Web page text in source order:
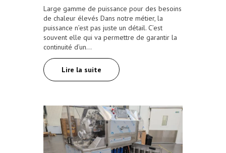
Large gamme de puissance pour des besoins
de chaleur élevés Dans notre métier, la
puissance n’est pas juste un détail. C’est
souvent elle qui va permettre de garantir la
continuité d’un…
Lire la suite